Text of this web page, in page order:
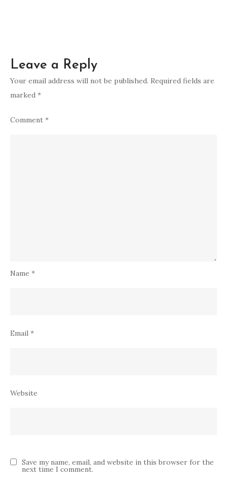
Leave a Reply
Your email address will not be published. Required fields are
marked *
Comment *
Name *
Email *
Website
Save my name, email, and website in this browser for the
next time I comment.